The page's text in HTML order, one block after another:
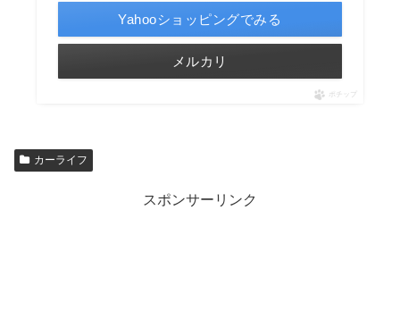
Yahooショッピングでみる
メルカリ
ポチップ
カーライフ
スポンサーリンク